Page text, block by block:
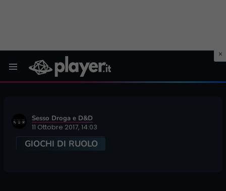
Sesso Droga e D&D
11 Ottobre 2017, 14:03
GIOCHI DI RUOLO